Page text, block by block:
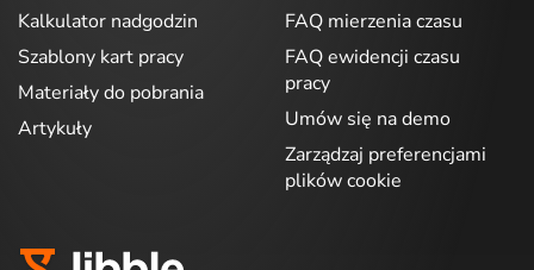
Kalkulator nadgodzin
Szablony kart pracy
Materiały do pobrania
Artykuły
FAQ mierzenia czasu
FAQ ewidencji czasu
pracy
Umów się na demo
Zarządzaj preferencjami
plików cookie